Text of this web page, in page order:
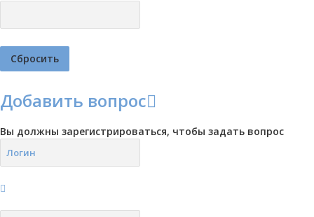
Добавить вопрос
Вы должны зарегистрироваться, чтобы задать вопрос